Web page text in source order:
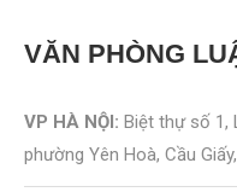
VĂN PHÒNG
VP HÀ NỘI: Biệt thự số 1,
phường Yên Hoà, Cầu